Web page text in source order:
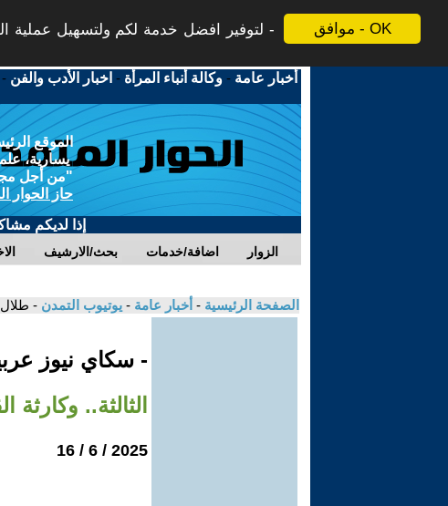
موافق - OK
لتوفير افضل خدمة لكم ولتسهيل عملية
أخبار عامة -وكالة أنباء المرأة - اخبار الأدب والفن
الموقع
يسارية،
"من أجل
حاز الحوار
إذا لديكم
بحث/الارشيف اضافة/خدمات الزوار
الصفحة الرئيسية - أخبار عامة - يوتيوب التمدن - طلال
- سكاي نيوز
الثالثة..
2025 / 6 / 16